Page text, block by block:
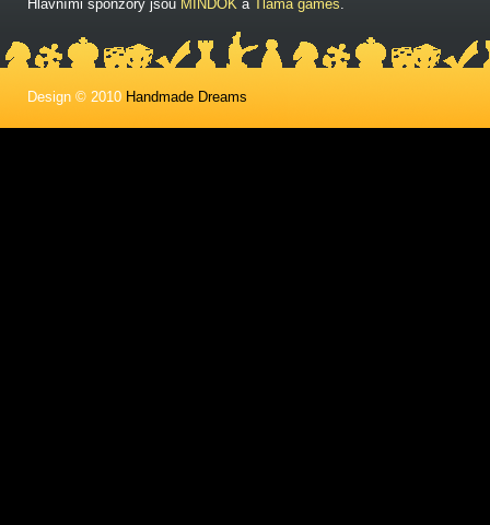
Hlavními sponzory jsou MINDOK a Tlama games.
Design © 2010 Handmade Dreams